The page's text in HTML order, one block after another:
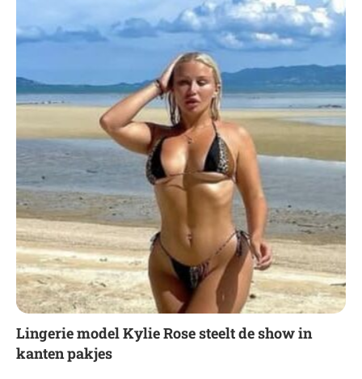
Lingerie model Kylie Rose steelt de show in
kanten pakjes